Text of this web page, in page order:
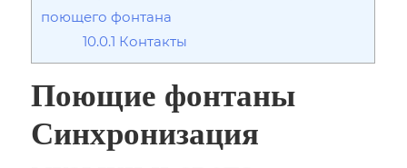
поющего фонтана
10.0.1 Контакты
Поющие фонтаны
Синхронизация